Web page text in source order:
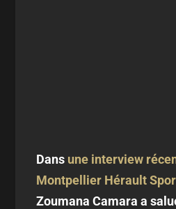
Dans une interview
Montpellier Hérault
Zoumana Camara a